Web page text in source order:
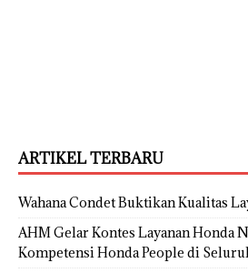
ARTIKEL TERBARU
Wahana Condet Buktikan Kualitas
AHM Gelar Kontes Layanan Honda
Kompetensi Honda People di